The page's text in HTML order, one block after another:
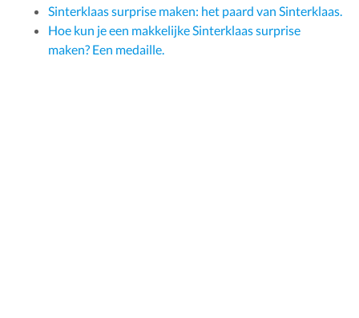
Sinterklaas surprise maken: het paard van Sinterklaas.
Hoe kun je een makkelijke Sinterklaas surprise
maken? Een medaille.